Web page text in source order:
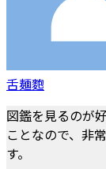
舌麺麭
図鑑を見るのが
ことなので、非
す。